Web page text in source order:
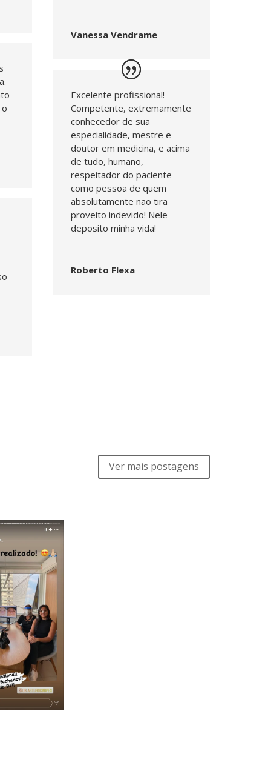
Vanessa Vendrame
Excelente profissional!
Competente, extremamente
conhecedor de sua
especialidade, mestre e
doutor em medicina, e acima
de tudo, humano,
respeitador do paciente
como pessoa de quem
absolutamente não tira
proveito indevido! Nele
deposito minha vida!
Roberto Flexa
Ver mais postagens